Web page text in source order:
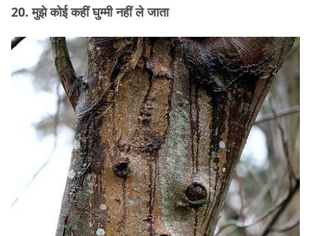
20. मुझे कोई कहीं घुम्मी नहीं ले जाता